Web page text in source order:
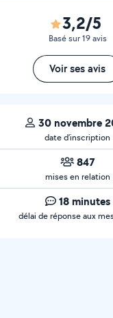
3,2/5
Basé sur 19 avis
Voir ses avis
30 novembre
date d’inscription
847
mises en relation
18 minutes
délai de réponse aux